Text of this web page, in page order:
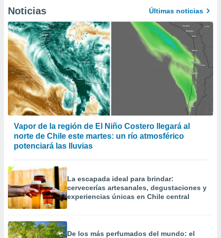
Noticias Últimas noticias
Vapor de la región de El Niño Costero llegará al
norte de Chile este martes: un río atmosférico
potenciará las lluvias
La escapada ideal para brindar:
cervecerías artesanales, degustaciones y
experiencias únicas en Chile central
De los más perfumados del mundo: el